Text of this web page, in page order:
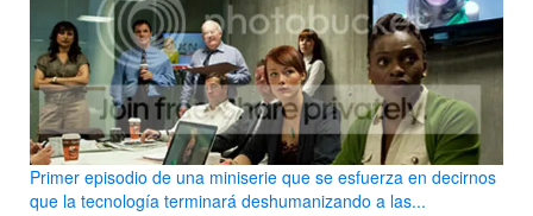
Primer episodio de una miniserie que se esfuerza en decirnos
que la tecnología terminará deshumanizando a las...